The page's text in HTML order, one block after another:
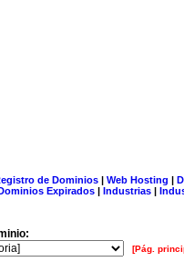
de Dominios| Web Hosting |
Expirados | Industrias |
[Pág.